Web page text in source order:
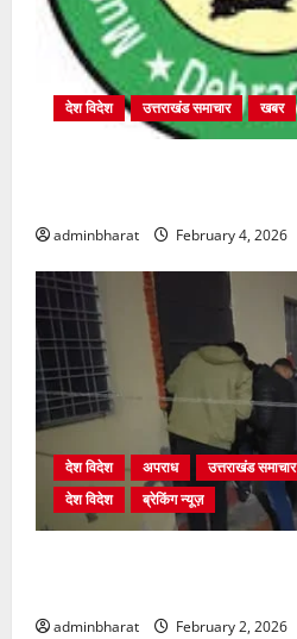
देश विदेश उत्तराखंड समाचार खबर
adminbharat February 4, 2026
देश विदेश अपराध उत्तराखंड समाचार
देश विदेश
ब्रेकिंग न्यूज़
adminbharat February 2, 2026